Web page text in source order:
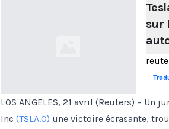
sur
LOS ANGELES, 21 avril (Reuters) –
Inc (TSLA.O) une victoire écrasante,